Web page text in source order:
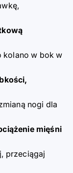
kolano w bok w
nogi dla
mięśni
przeciągaj